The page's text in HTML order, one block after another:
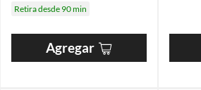
Retira desde 90 min
Agregar